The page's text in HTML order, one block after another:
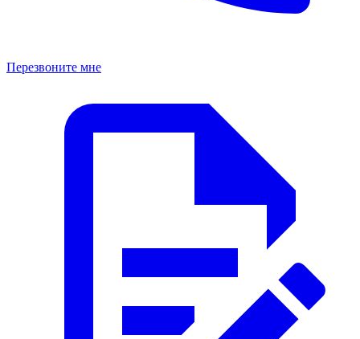
Перезвоните мне